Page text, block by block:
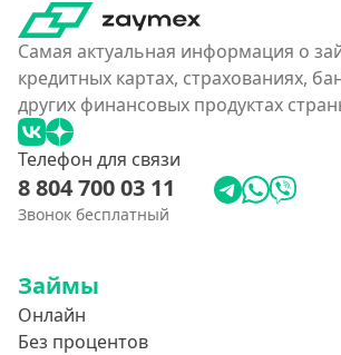
Самая актуальная информация о
кредитных картах, страхованиях,
других финансовых продуктах
Телефон для связи
8 804 700 03 11
Звонок бесплатный
Займы
Онлайн
Без процентов